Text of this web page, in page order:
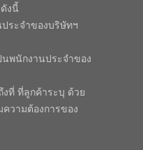
งนี้
ระจำของบริษัทฯ
พนักงานประจำของ
งที่ ที่ลูกค้าระบุ ด้วย
ความต้องการของ